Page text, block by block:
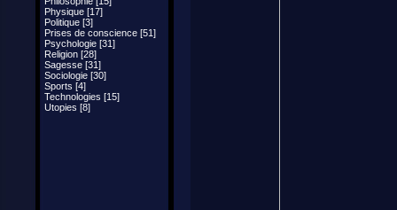
Physique [17]
Politique [3]
Prises de conscience [51]
Psychologie [31]
Religion [28]
Sagesse [31]
Sociologie [30]
Sports [4]
Technologies [15]
Utopies [8]